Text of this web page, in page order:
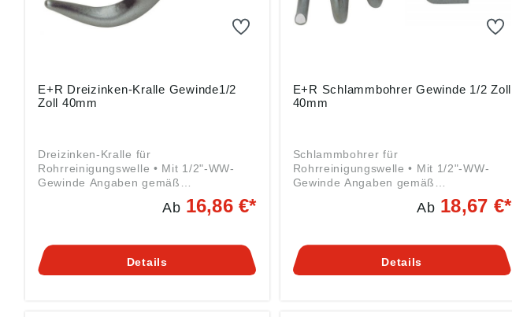
E+R Dreizinken-Kralle Gewinde1/2
Zoll 40mm
Dreizinken-Kralle für
Rohrreinigungswelle • Mit 1/2"-WW-
Gewinde Angaben gemäß
Produktsicherheitsverordnung ((EU)
2023/998): LEHMANN GmbH & Co. KG,
Ab 16,86 €*
Details
E+R Schlammbohrer Gewinde 1/2 Zoll
40mm
Schlammbohrer für
Rohrreinigungswelle • Mit 1/2"-WW-
Gewinde Angaben gemäß
Produktsicherheitsverordnung ((EU)
2023/998): LEHMANN GmbH & Co. KG,
Ab 18,67 €*
Details